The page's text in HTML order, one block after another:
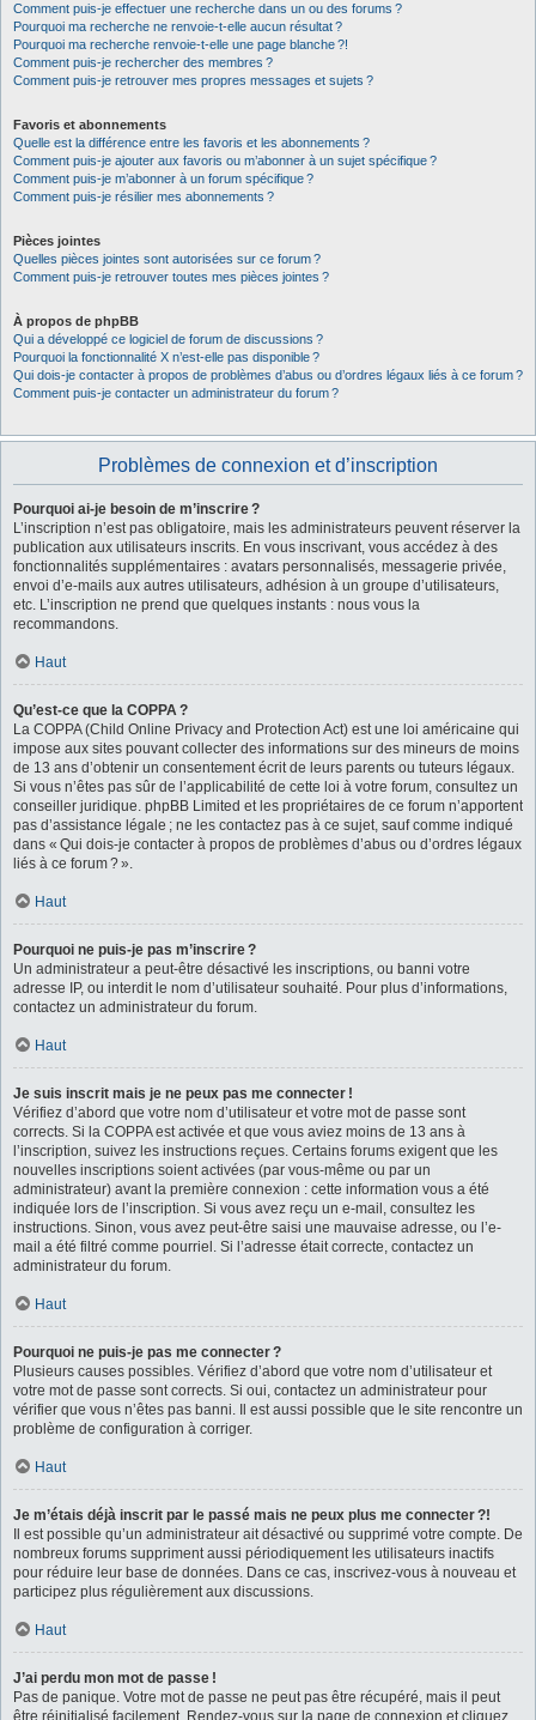
Comment puis-je effectuer une recherche dans un ou des forums ?
Pourquoi ma recherche ne renvoie-t-elle aucun résultat ?
Pourquoi ma recherche renvoie-t-elle une page blanche ?!
Comment puis-je rechercher des membres ?
Comment puis-je retrouver mes propres messages et sujets ?
Favoris et abonnements
Quelle est la différence entre les favoris et les abonnements ?
Comment puis-je ajouter aux favoris ou m’abonner à un sujet spécifique ?
Comment puis-je m’abonner à un forum spécifique ?
Comment puis-je résilier mes abonnements ?
Pièces jointes
Quelles pièces jointes sont autorisées sur ce forum ?
Comment puis-je retrouver toutes mes pièces jointes ?
À propos de phpBB
Qui a développé ce logiciel de forum de discussions ?
Pourquoi la fonctionnalité X n’est-elle pas disponible ?
Qui dois-je contacter à propos de problèmes d’abus ou d’ordres légaux liés à ce forum ?
Comment puis-je contacter un administrateur du forum ?
Problèmes de connexion et d’inscription
Pourquoi ai-je besoin de m’inscrire ?
L’inscription n’est pas obligatoire, mais les administrateurs peuvent réserver la
publication aux utilisateurs inscrits. En vous inscrivant, vous accédez à des
fonctionnalités supplémentaires : avatars personnalisés, messagerie privée,
envoi d’e-mails aux autres utilisateurs, adhésion à un groupe d’utilisateurs,
etc. L’inscription ne prend que quelques instants : nous vous la
recommandons.
Haut
Qu’est-ce que la COPPA ?
La COPPA (Child Online Privacy and Protection Act) est une loi américaine qui
impose aux sites pouvant collecter des informations sur des mineurs de moins
de 13 ans d’obtenir un consentement écrit de leurs parents ou tuteurs légaux.
Si vous n’êtes pas sûr de l’applicabilité de cette loi à votre forum, consultez un
conseiller juridique. phpBB Limited et les propriétaires de ce forum n’apportent
pas d’assistance légale ; ne les contactez pas à ce sujet, sauf comme indiqué
dans « Qui dois-je contacter à propos de problèmes d’abus ou d’ordres légaux
liés à ce forum ? ».
Haut
Pourquoi ne puis-je pas m’inscrire ?
Un administrateur a peut-être désactivé les inscriptions, ou banni votre
adresse IP, ou interdit le nom d’utilisateur souhaité. Pour plus d’informations,
contactez un administrateur du forum.
Haut
Je suis inscrit mais je ne peux pas me connecter !
Vérifiez d’abord que votre nom d’utilisateur et votre mot de passe sont
corrects. Si la COPPA est activée et que vous aviez moins de 13 ans à
l’inscription, suivez les instructions reçues. Certains forums exigent que les
nouvelles inscriptions soient activées (par vous-même ou par un
administrateur) avant la première connexion : cette information vous a été
indiquée lors de l’inscription. Si vous avez reçu un e-mail, consultez les
instructions. Sinon, vous avez peut-être saisi une mauvaise adresse, ou l’e-
mail a été filtré comme pourriel. Si l’adresse était correcte, contactez un
administrateur du forum.
Haut
Pourquoi ne puis-je pas me connecter ?
Plusieurs causes possibles. Vérifiez d’abord que votre nom d’utilisateur et
votre mot de passe sont corrects. Si oui, contactez un administrateur pour
vérifier que vous n’êtes pas banni. Il est aussi possible que le site rencontre un
problème de configuration à corriger.
Haut
Je m’étais déjà inscrit par le passé mais ne peux plus me connecter ?!
Il est possible qu’un administrateur ait désactivé ou supprimé votre compte. De
nombreux forums suppriment aussi périodiquement les utilisateurs inactifs
pour réduire leur base de données. Dans ce cas, inscrivez-vous à nouveau et
participez plus régulièrement aux discussions.
Haut
J’ai perdu mon mot de passe !
Pas de panique. Votre mot de passe ne peut pas être récupéré, mais il peut
être réinitialisé facilement. Rendez-vous sur la page de connexion et cliquez